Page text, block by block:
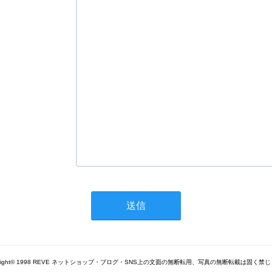
1998 REVE ネットショップ・ブログ・SNS上の文面の無断転用、写真の無断転載は固く禁じ